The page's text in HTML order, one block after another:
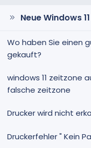
Neue Windows
Wo haben Sie einen
gekauft?
windows 11 zeitzone
falsche zeitzone
Drucker wird nicht
Druckerfehler " Kein